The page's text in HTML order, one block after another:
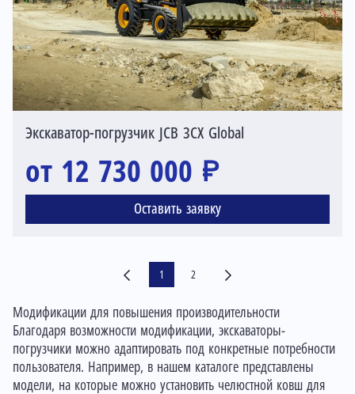
Экскаватор-погрузчик JCB 3CX Global
от 12 730 000 ₽
Оставить заявку
1 2
Модификации для повышения производительности
Благодаря возможности модификации, экскаваторы-
погрузчики можно адаптировать под конкретные потребности
пользователя. Например, в нашем каталоге представлены
модели, на которые можно установить челюстной ковш для